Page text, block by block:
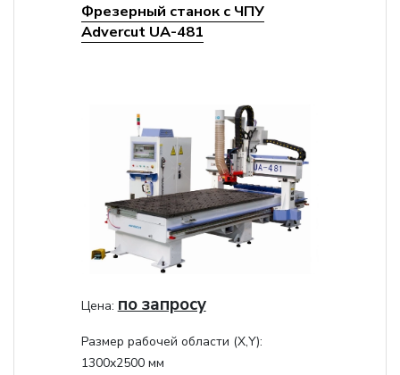
Фрезерный станок с ЧПУ
Advercut UA-481
Цена: по запросу
Размер рабочей области (Х,Y):
1300x2500 мм